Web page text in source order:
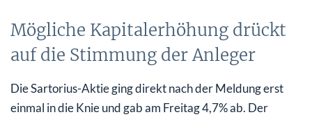
Mögliche Kapitalerhöhung drückt
auf die Stimmung der Anleger
Die Sartorius-Aktie ging direkt nach der Meldung erst
einmal in die Knie und gab am Freitag 4,7% ab. Der